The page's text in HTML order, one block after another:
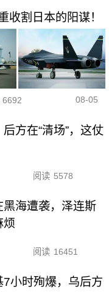
收割日本的阳谋！
6692 08-05
方在“清场”，这仗
阅读 5578
黑海遭袭，泽连斯
烦
阅读 16451
小时殉爆，乌后方